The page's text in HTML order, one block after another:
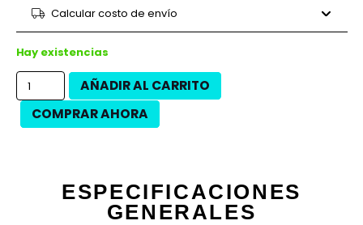
12 cuotas $327.700
9 cuotasCalcular costo de envío
Hay existencias
AÑADIR AL CARRITO
COMPRAR AHORA
ESPECIFICACIONES
GENERALES